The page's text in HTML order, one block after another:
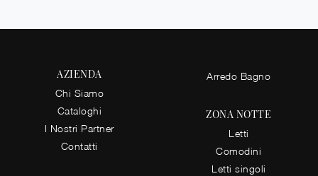
AZIENDA
Chi Siamo
Cataloghi
I Nostri Partner
Contatti
Arredo Bagno
ZONA NOTTE
Letti
Comodini
Letti singoli